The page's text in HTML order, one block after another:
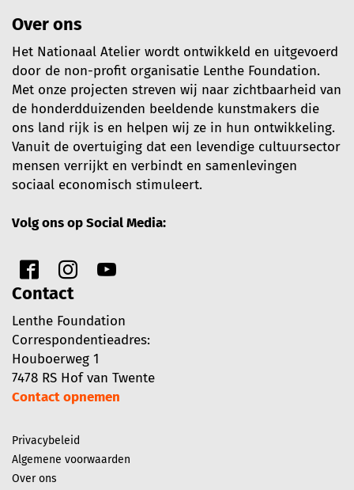
Over ons
Het Nationaal Atelier wordt ontwikkeld en uitgevoerd
door de non-profit organisatie Lenthe Foundation.
Met onze projecten streven wij naar zichtbaarheid van
de honderdduizenden beeldende kunstmakers die
ons land rijk is en helpen wij ze in hun ontwikkeling.
Vanuit de overtuiging dat een levendige cultuursector
mensen verrijkt en verbindt en samenlevingen
sociaal economisch stimuleert.
Volg ons op Social Media:
Contact
Lenthe Foundation
Correspondentieadres:
Houboerweg 1
7478 RS Hof van Twente
Contact opnemen
Privacybeleid
Algemene voorwaarden
Over ons